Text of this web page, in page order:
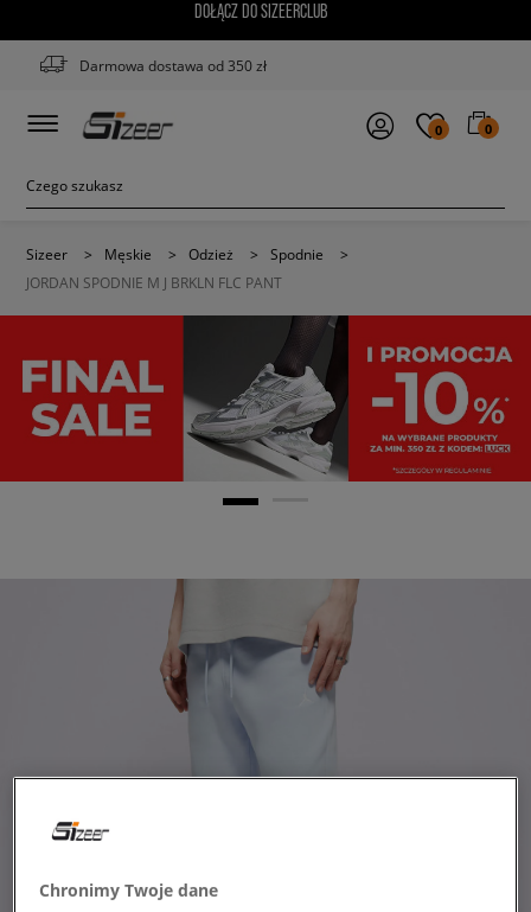
DOŁĄCZ DO SIZEERCLUB
Darmowa dostawa od 350 zł
0 0
Sizeer > Męskie > Odzież > Spodnie
>
JORDAN SPODNIE M J BRKLN FLC PANT
Chronimy Twoje dane